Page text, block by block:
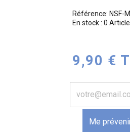
Référence: NSF-
En stock : 0 Article
9,90 €
Me